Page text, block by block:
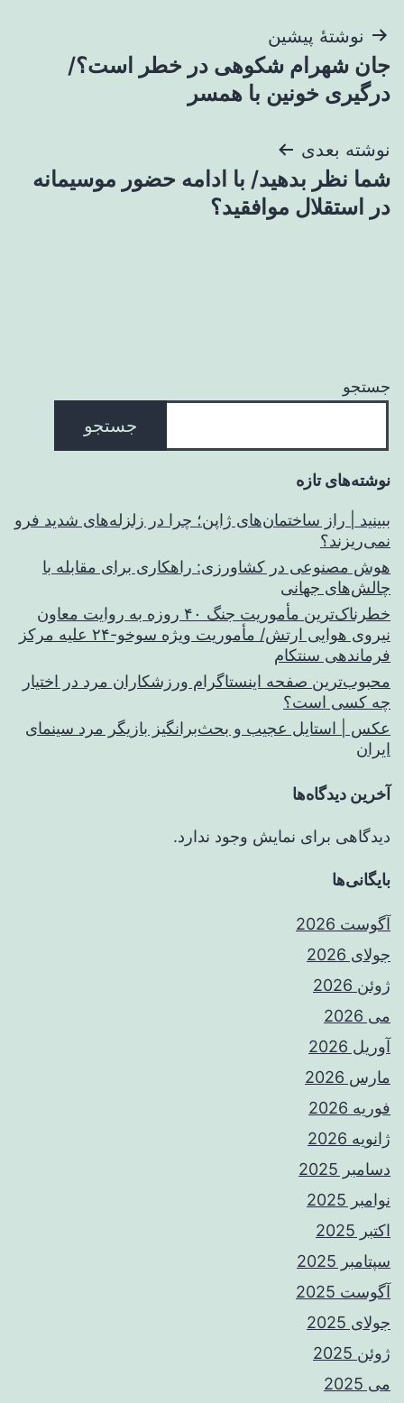
راهبری
نوشته
نوشتهٔ پیشین
جان شهرام شکوهی در خطر است؟/
درگیری خونین با همسر
نوشته بعدی
شما نظر بدهید/ با ادامه حضور موسیمانه
در استقلال موافقید؟
جستجو
جستجو
نوشته‌های تازه
ببینید | راز ساختمان‌های ژاپن؛ چرا در زلزله‌های شدید فرو
نمی‌ریزند؟
هوش مصنوعی در کشاورزی: راهکاری برای مقابله با
چالش‌های جهانی
خطرناک‌ترین مأموریت جنگ ۴۰ روزه به روایت معاون
نیروی هوایی ارتش/ مأموریت ویژه سوخو-۲۴ علیه مرکز
فرماندهی سنتکام
محبوب‌ترین صفحه اینستاگرام ورزشکاران مرد در اختیار
چه کسی است؟
عکس | استایل عجیب و بحث‌برانگیز بازیگر مرد سینمای
ایران
آخرین دیدگاه‌ها
دیدگاهی برای نمایش وجود ندارد.
بایگانی‌ها
آگوست 2026
جولای 2026
ژوئن 2026
می 2026
آوریل 2026
مارس 2026
فوریه 2026
ژانویه 2026
دسامبر 2025
نوامبر 2025
اکتبر 2025
سپتامبر 2025
آگوست 2025
جولای 2025
ژوئن 2025
می 2025